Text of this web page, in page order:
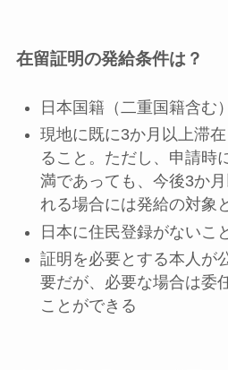
在留証明の発給条件は？
日本国籍（二重国籍含む
現地に既に3か月以上滞
ること。ただし、申請時
満であっても、今後3か
れる場合には発給の対象
日本に住民登録がないこ
証明を必要とする本人が
要だが、必要な場合は委
ことができる